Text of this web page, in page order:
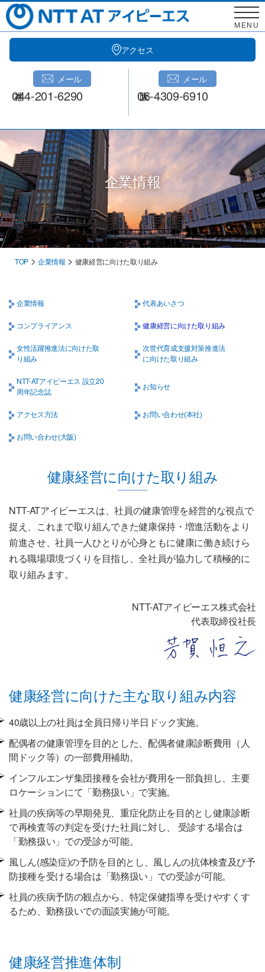
Skip
to
content
アクセス
メール
044-201-6290
メール
06-4309-6910
MENU
企業情報
TOP > 企業情報 > 健康経営に向けた取り組み
企業情報 代表あいさつ
コンプライアンス 健康経営に向けた取り組み
女性活躍推進法に向けた取
り組み
次世代育成支援対策推進法
に向けた取り組み
NTT-ATアイピーエス 設立20
周年記念誌
お知らせ
アクセス方法 お問い合わせ(本社)
お問い合わせ(大阪)
健康経営に向けた取り組み
NTT-ATアイピーエスは、社員の健康管理を経営的な視点で
捉え、これまで取り組んできた健康保持・増進活動をより
前進させ、社員一人ひとりが心身ともに健康に働き続けら
れる職場環境づくりを目指し、全社員が協力して積極的に
取り組みます。
NTT-ATアイピーエス株式会社
代表取締役社長
健康経営に向けた主な取り組み内容
40歳以上の社員は全員日帰り半日ドック実施。
配偶者の健康管理を目的とした、配偶者健康診断費用（人
間ドック等）の一部費用補助。
インフルエンザ集団接種を会社が費用を一部負担し、主要
ロケーションにて「勤務扱い」で実施。
社員の疾病等の早期発見、重症化防止を目的とし健康診断
で再検査等の判定を受けた社員に対し、 受診する場合は
「勤務扱い」での受診が可能。
風しん(感染症)の予防を目的とし、風しんの抗体検査及び予
防接種を受ける場合は「勤務扱い」での受診が可能。
社員の疾病予防の観点から、特定保健指導を受けやすくす
るため、勤務扱いでの面談実施が可能。
健康経営推進体制